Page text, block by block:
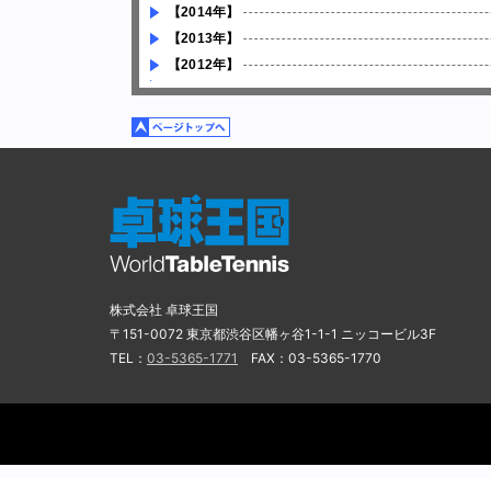
【2014年】
【2013年】
【2012年】
株式会社 卓球王国
〒151-0072 東京都渋谷区幡ヶ谷1-1-1 ニッコービル3F
TEL： 03-5365-1771 FAX：03-5365-1770